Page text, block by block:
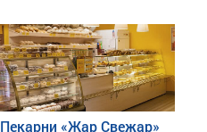
Пекарни «Жар Свежар»